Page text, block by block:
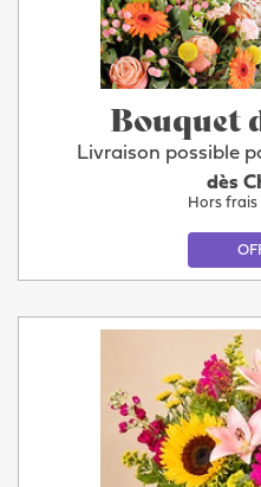
Bouquet
Livraison possible
dès
Hors frais